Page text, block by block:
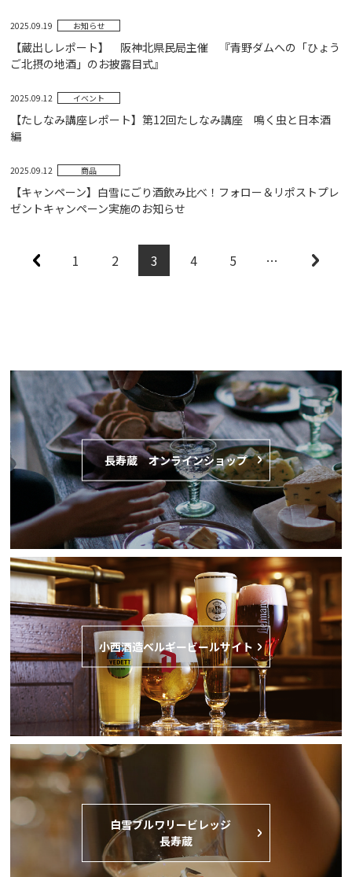
2025.09.19 お知らせ
【蔵出しレポート】 阪神北県民局主催 『青野ダムへの「ひょう
ご北摂の地酒」のお披露目式』
2025.09.12 イベント
【たしなみ講座レポート】第12回たしなみ講座 鳴く虫と日本酒
編
2025.09.12 商品
【キャンペーン】白雪にごり酒飲み比べ！フォロー＆リポストプレ
ゼントキャンペーン実施のお知らせ
1 2 3 4 5 …
⻑寿蔵 オンラインショップ
小西酒造ベルギービールサイト
⽩雪ブルワリービレッジ
⻑寿蔵